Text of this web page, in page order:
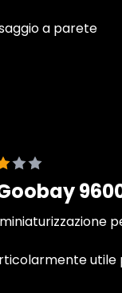
a parete
utile